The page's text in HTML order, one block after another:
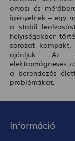
orvosi és
igényelnek – egy
a stabil
helyiségekben
sorozat kompakt,
ajánljuk. Az
elektromágneses
a berendezés
problémákat.
Információ